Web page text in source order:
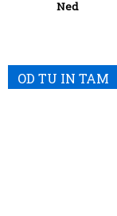
Ned
OD TU IN TAM